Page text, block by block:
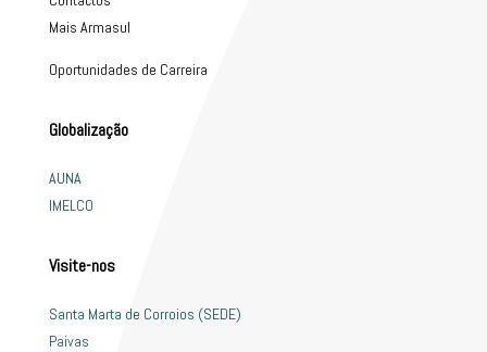
Mais Armasul
Oportunidades de Carreira
Globalização
AUNA
IMELCO
Visite-nos
Santa Marta de Corroios (SEDE)
Paivas